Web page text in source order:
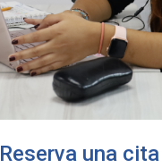
Reserva una cita